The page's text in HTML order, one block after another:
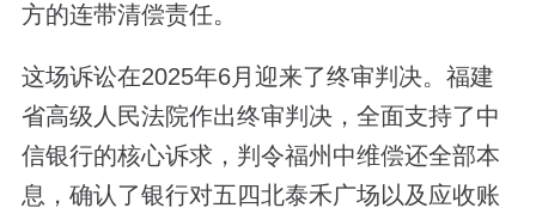
方的连带清偿责任。
这场诉讼在2025年6月迎来了终审判决。福建
省高级人民法院作出终审判决，全面支持了中
信银行的核心诉求，判令福州中维偿还全部本
息，确认了银行对五四北泰禾广场以及应收账